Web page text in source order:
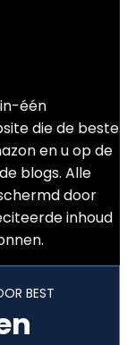
één
die de beste
en u op de
blogs. Alle
door
inhoud
BEST